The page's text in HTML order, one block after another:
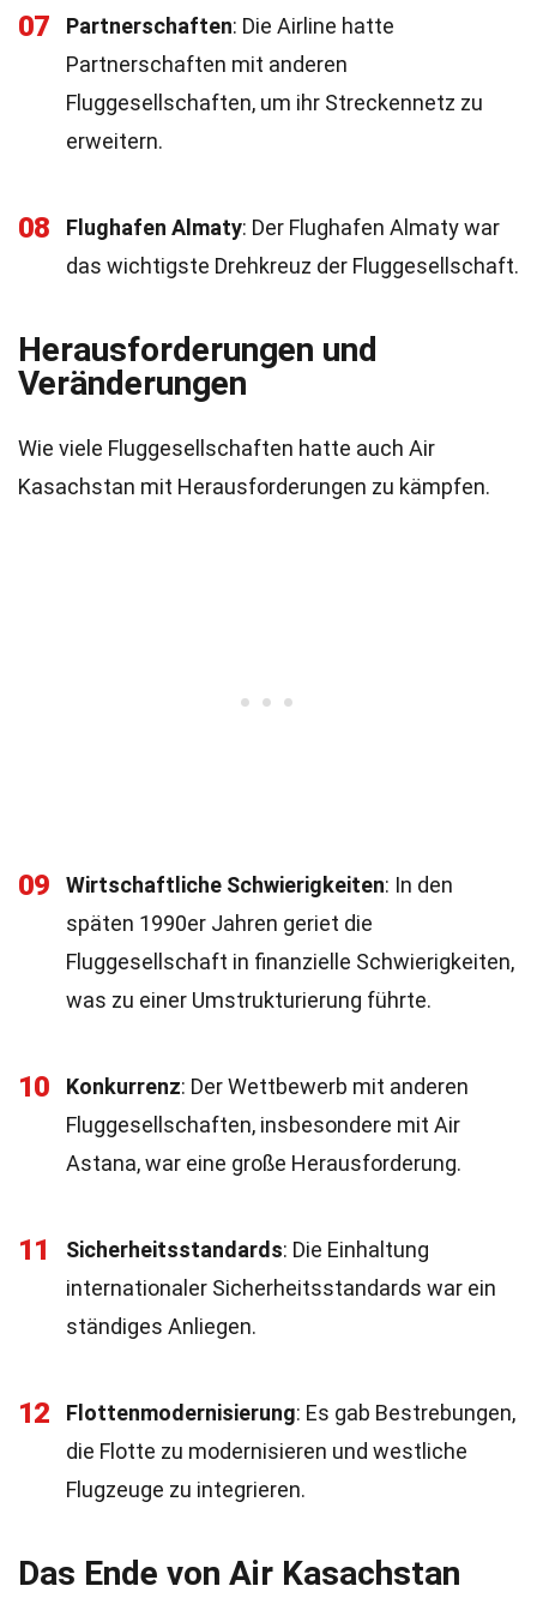
07 Partnerschaften: Die Airline hatte
Partnerschaften mit anderen
Fluggesellschaften, um ihr Streckennetz zu
erweitern.
08 Flughafen Almaty: Der Flughafen Almaty war
das wichtigste Drehkreuz der Fluggesellschaft.
Herausforderungen und
Veränderungen
Wie viele Fluggesellschaften hatte auch Air
Kasachstan mit Herausforderungen zu kämpfen.
09 Wirtschaftliche Schwierigkeiten: In den
späten 1990er Jahren geriet die
Fluggesellschaft in finanzielle Schwierigkeiten,
was zu einer Umstrukturierung führte.
10 Konkurrenz: Der Wettbewerb mit anderen
Fluggesellschaften, insbesondere mit Air
Astana, war eine große Herausforderung.
11 Sicherheitsstandards: Die Einhaltung
internationaler Sicherheitsstandards war ein
ständiges Anliegen.
12 Flottenmodernisierung: Es gab Bestrebungen,
die Flotte zu modernisieren und westliche
Flugzeuge zu integrieren.
Das Ende von Air Kasachstan